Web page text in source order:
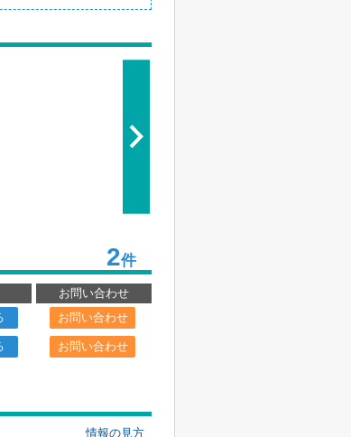
2件
お問い合わせ
お問い合わせ
お問い合わせ
情報の見方